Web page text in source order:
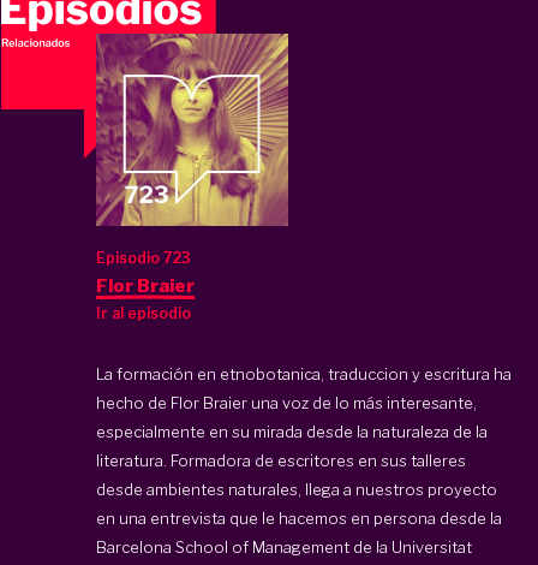
Episodio 723
Flor Braier
Ir al episodio
La formación en etnobotanica, traduccion y escritura ha
hecho de Flor Braier una voz de lo más interesante,
especialmente en su mirada desde la naturaleza de la
literatura. Formadora de escritores en sus talleres
desde ambientes naturales, llega a nuestros proyecto
en una entrevista que le hacemos en persona desde la
Barcelona School of Management de la Universitat